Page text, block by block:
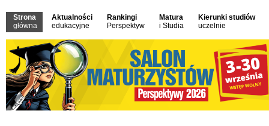
Strona
główna
Aktualności
edukacyjne
Rankingi
Perspektyw
Matura
i Studia
Kierunki studiów
uczelnie